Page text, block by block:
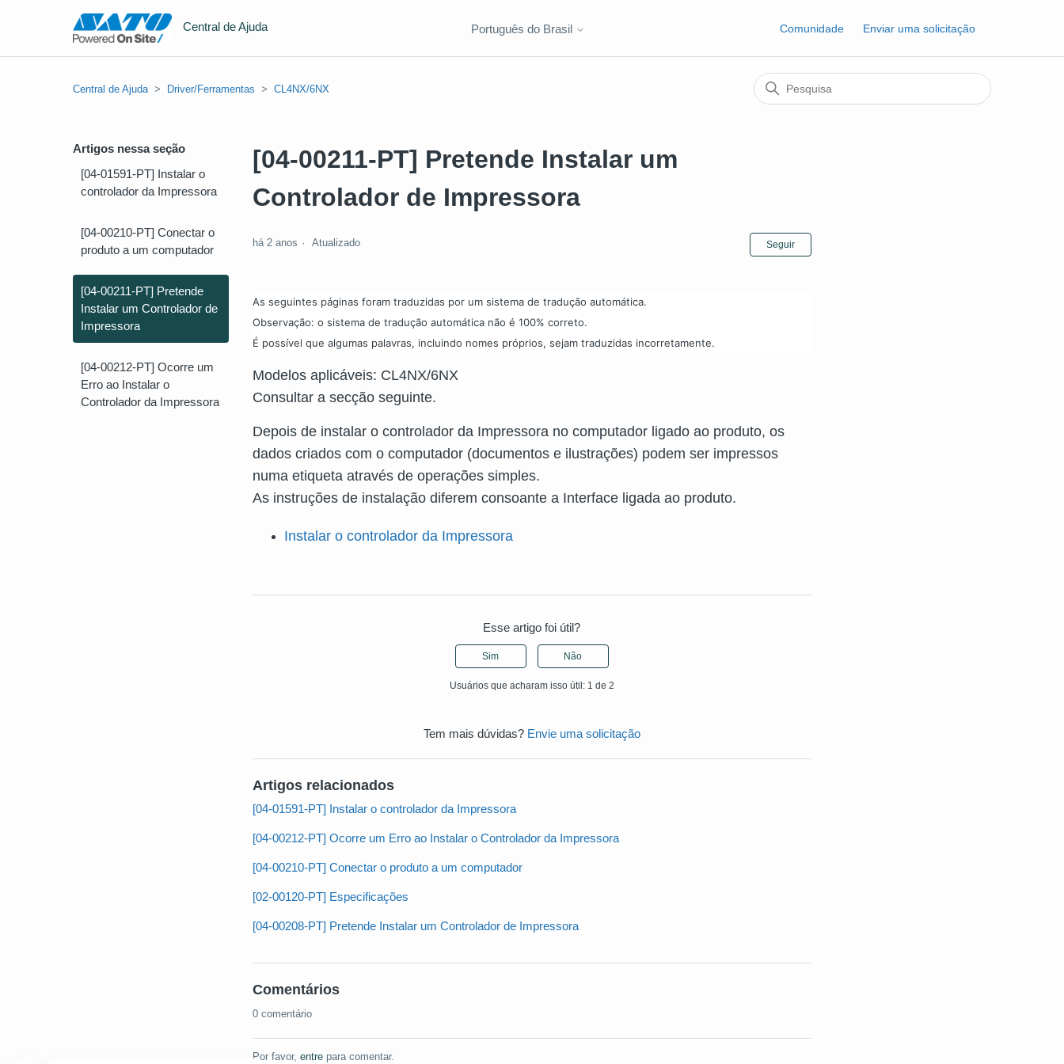
Central de Ajuda Português do Brasil Comunidade Enviar uma solicitação
Central de Ajuda Driver/Ferramentas CL4NX/6NX
Artigos nessa seção
[04-01591-PT] Instalar o
controlador da Impressora
[04-00210-PT] Conectar o
produto a um computador
[04-00211-PT] Pretende
Instalar um Controlador de
Impressora
[04-00212-PT] Ocorre um
Erro ao Instalar o
Controlador da Impressora
[04-00211-PT] Pretende Instalar um
Controlador de Impressora
há 2 anos Atualizado Seguir
As seguintes páginas foram traduzidas por um sistema de tradução automática.
Observação: o sistema de tradução automática não é 100% correto.
É possível que algumas palavras, incluindo nomes próprios, sejam traduzidas incorretamente.
Modelos aplicáveis: CL4NX/6NX
Consultar a secção seguinte.
Depois de instalar o controlador da Impressora no computador ligado ao produto, os
dados criados com o computador (documentos e ilustrações) podem ser impressos
numa etiqueta através de operações simples.
As instruções de instalação diferem consoante a Interface ligada ao produto.
Instalar o controlador da Impressora
Esse artigo foi útil?
Sim Não
Usuários que acharam isso útil: 1 de 2
Tem mais dúvidas? Envie uma solicitação
Artigos relacionados
[04-01591-PT] Instalar o controlador da Impressora
[04-00212-PT] Ocorre um Erro ao Instalar o Controlador da Impressora
[04-00210-PT] Conectar o produto a um computador
[02-00120-PT] Especificações
[04-00208-PT] Pretende Instalar um Controlador de Impressora
Comentários
0 comentário
Por favor,entre para comentar.